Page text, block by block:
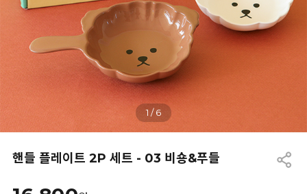
1 /6
핸들 플레이트 2P 세트 - 03 비숑&푸들